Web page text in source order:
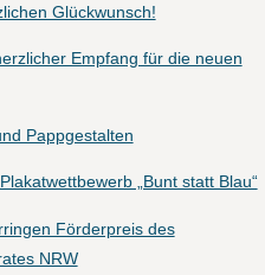
Glückwunsch!
Empfang für die neuen
Pappgestalten
„Bunt statt Blau“
Förderpreis des
NRW